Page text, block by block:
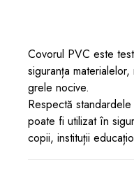
Covorul PVC este
siguranța
grele nocive.
Respectă
poate fi utilizat în
copii, instituții